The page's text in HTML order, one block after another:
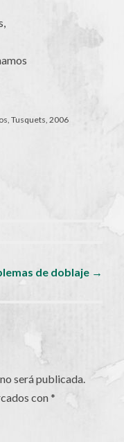
Tusquets, 2006
de doblaje →
será publicada.
con*